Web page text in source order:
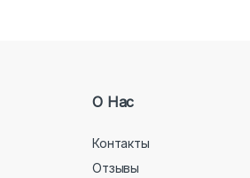
О Нас
Контакты
Отзывы